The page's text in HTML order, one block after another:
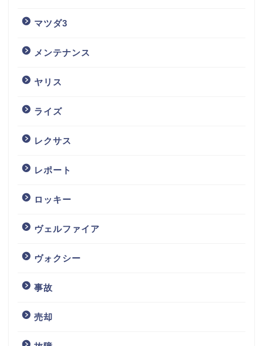
マツダ3
メンテナンス
ヤリス
ライズ
レクサス
レポート
ロッキー
ヴェルファイア
ヴォクシー
事故
売却